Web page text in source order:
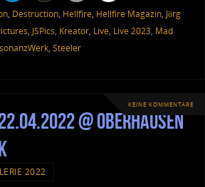
, Destruction, Hellfire, Hellfire Magazin, Jörg
, JSPics, Kreator, Live, Live 2023, Mad
, Steeler
KEINE KOMMENTARE
@ Oberhausen
2022